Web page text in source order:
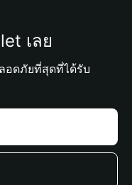
เลย
อดภัยที่สุดที่ได้รับ